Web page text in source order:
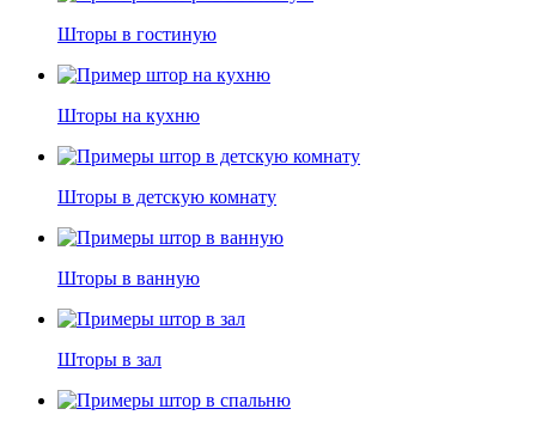
Шторы в гостиную
Шторы на кухню
Шторы в детскую комнату
Шторы в ванную
Шторы в зал